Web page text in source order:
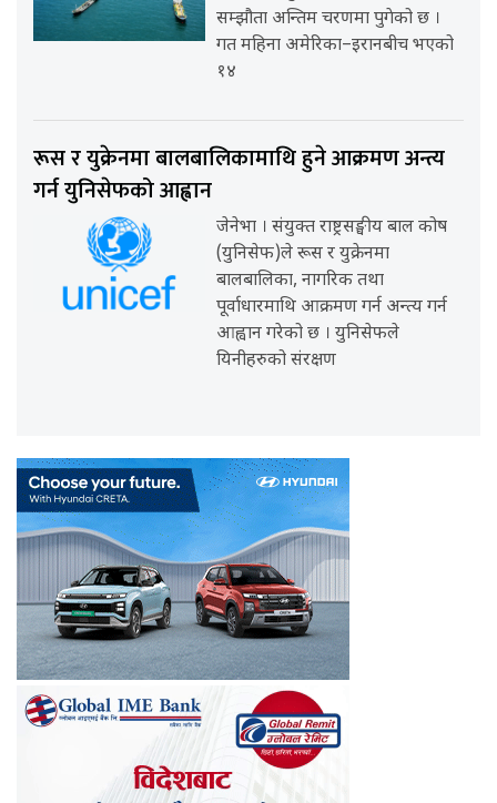
सम्झौता अन्तिम चरणमा पुगेको छ ।
गत महिना अमेरिका–इरानबीच भएको
१४
रूस र युक्रेनमा बालबालिकामाथि हुने आक्रमण अन्त्य
गर्न युनिसेफको आह्वान
जेनेभा । संयुक्त राष्ट्रसङ्घीय बाल कोष
(युनिसेफ)ले रूस र युक्रेनमा
बालबालिका, नागरिक तथा
पूर्वाधारमाथि आक्रमण गर्न अन्त्य गर्न
आह्वान गरेको छ । युनिसेफले
यिनीहरुको संरक्षण